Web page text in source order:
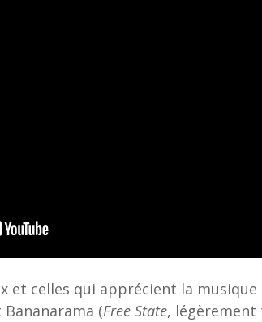
et celles qui apprécient la
(Free State, légèrement